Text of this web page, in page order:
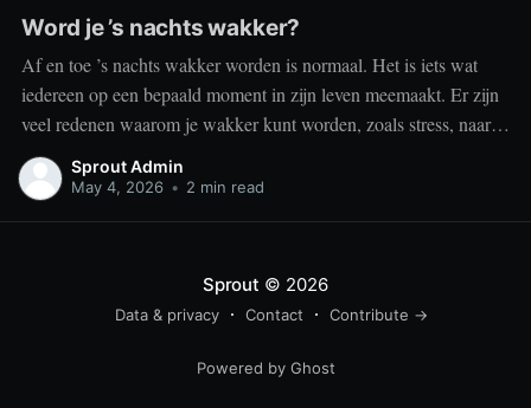
Word je ’s nachts wakker?
Af en toe ’s nachts wakker worden is normaal. Het is iets wat
iedereen op een bepaald moment in zijn leven meemaakt. Er zijn
veel redenen waarom je wakker kunt worden, zoals stress, naar
het toilet moeten, je omgeving of medische aandoeningen die je
slaap beïnvloeden. Dit is geen probleem
Sprout Admin
May 4, 2026 • 2 min read
Sprout © 2026
Data & privacy Contact Contribute →
Powered by Ghost